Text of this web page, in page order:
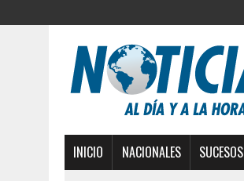
INICIO NACIONALES SUCESOS